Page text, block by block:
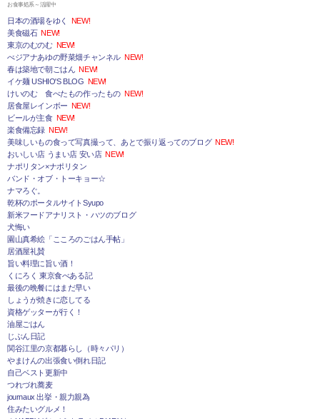
お食事処系～活躍中
日本の酒場をゆく
NEW!
美食磁石 NEW!
東京のむのむ NEW!
べジアナあゆの野菜畑チャンネル NEW!
春は築地で朝ごはん NEW!
イケ麺 USHIO'S BLOG NEW!
けいのむ 食べたもの作ったもの NEW!
居食屋レインボー NEW!
ビールが主食 NEW!
楽食備忘録 NEW!
美味しいもの食って写真撮って、あとで振り返ってのブログ NEW!
おいしい店 うまい店 安い店 NEW!
ナポリタン×ナポリタン
バンド・オブ・トーキョー☆
ナマろぐ。
乾杯のポータルサイトSyupo
新米フードアナリスト・ハツのブログ
犬悔い
園山真希絵「こころのごはん手帖」
居酒屋礼賛
旨い料理に旨い酒！
くにろく 東京食べある記
最後の晩餐にはまだ早い
しょうが焼きに恋してる
資格ゲッターが行く！
油屋ごはん
じぶん日記
関谷江里の京都暮らし（時々パリ）
やまけんの出張食い倒れ日記
自己ベスト更新中
つれづれ蕎麦
journaux 出挙・親力親為
住みたいグルメ！